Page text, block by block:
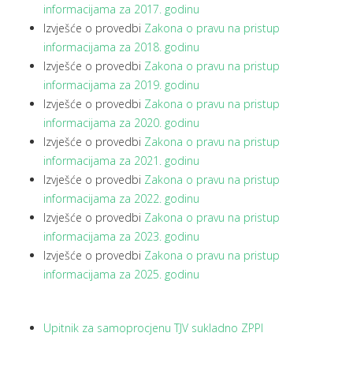
informacijama za 2017. godinu
Izvješće o provedbi Zakona o pravu na pristup
informacijama za 2018. godinu
Izvješće o provedbi Zakona o pravu na pristup
informacijama za 2019. godinu
Izvješće o provedbi Zakona o pravu na pristup
informacijama za 2020. godinu
Izvješće o provedbi Zakona o pravu na pristup
informacijama za 2021. godinu
Izvješće o provedbi Zakona o pravu na pristup
informacijama za 2022. godinu
Izvješće o provedbi Zakona o pravu na pristup
informacijama za 2023. godinu
Izvješće o provedbi Zakona o pravu na pristup
informacijama za 2025. godinu
Upitnik za samoprocjenu TJV sukladno ZPPI